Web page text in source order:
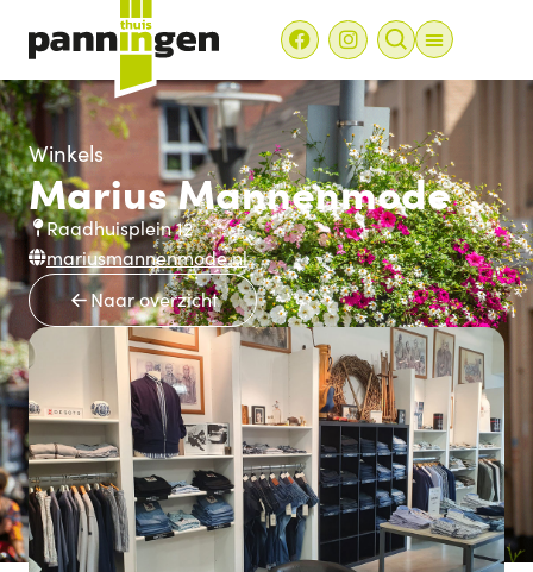
Winkels
Marius Mannenmode
Raadhuisplein 12
mariusmannenmode.nl
Naar overzicht